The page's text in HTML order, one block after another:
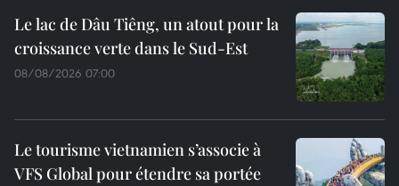
Le lac de Dâu Tiêng, un atout pour la
croissance verte dans le Sud-Est
08/08/2026 07:00
Le tourisme vietnamien s’associe à
VFS Global pour étendre sa portée